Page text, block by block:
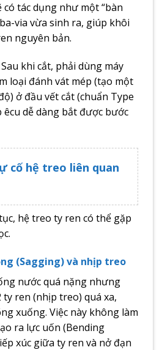
tác dụng như một “bàn
via vừa sinh ra, giúp khôi
nguyên bản.
khi cắt, phải dùng máy
loại đánh vát mép (tạo một
ở đầu vết cắt (chuẩn Type
êcu dễ dàng bắt được bước
cố hệ treo liên quan
hệ treo ty ren có thể gặp
(Sagging) và nhịp treo
nước quá nặng nhưng
ty ren (nhịp treo) quá xa,
xuống. Việc này không làm
ra lực uốn (Bending
xúc giữa ty ren và nở đạn